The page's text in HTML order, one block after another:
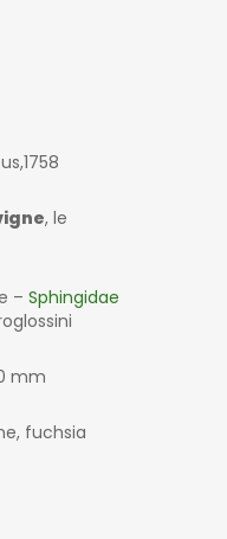
, le
–Sphingidae
mm
fuchsia